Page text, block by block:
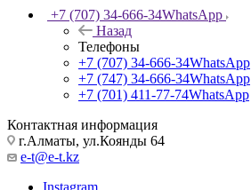
+7 (707) 34-666-34WhatsApp
Назад
Телефоны
+7 (707) 34-666-34WhatsApp
+7 (747) 34-666-34WhatsApp
+7 (701) 411-77-74WhatsApp
Контактная информация
г.Алматы, ул.Коянды 64
e-t@e-t.kz
Instagram